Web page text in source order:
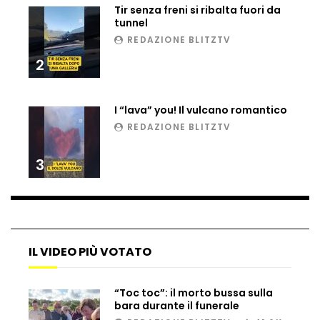
Dramma ai Fori Imperiali: soccorritori al
lavoro per 11 ore, operaio muore dopo il
salvataggio
Scambio di droga, inseguimento e fuga:
sequestro spettacolare tra Sicilia e
Tunisia
Genova, raid nel liceo occupato: le
contrabbando scoperto al porto
2
Tir senza freni si ribalta fuori da
tunnel
REDAZIONE BLITZTV
3
I “lava” you! Il vulcano romantico
REDAZIONE BLITZTV
IL VIDEO PIÙ VOTATO
“Toc toc”: il morto bussa sulla
bara durante il funerale